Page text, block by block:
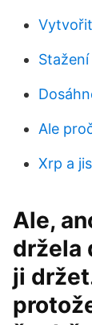
Ale
Xrp a
Ale,
držela
ji